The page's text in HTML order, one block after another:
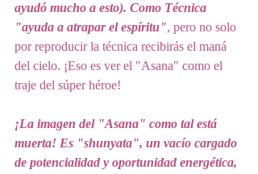
ayudó mucho a esto). Como Técnica
"ayuda a atrapar el espíritu", pero no solo
por reproducir la técnica recibirás el maná
del cielo. ¡Eso es ver el "Asana" como el
traje del súper héroe!
¡La imagen del "Asana" como tal está
muerta! Es "shunyata", un vacío cargado
de potencialidad y oportunidad energética,